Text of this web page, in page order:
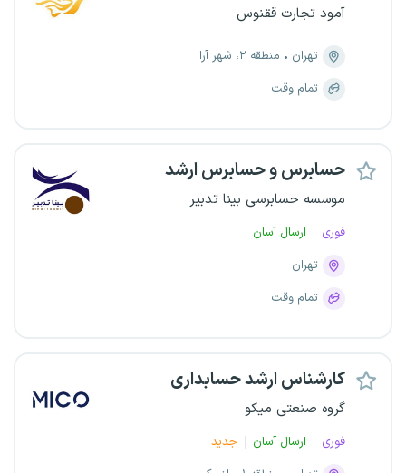
آمود تجارت ققنوس
تهران
منطقه ۲، شهر آرا
تمام وقت
حسابرس و حسابرس ارشد
موسسه حسابرسی بینا تدبیر
فوری
ارسال آسان
تهران
تمام وقت
کارشناس ارشد حسابداری
گروه صنعتی میکو
فوری ارسال آسان
جدید